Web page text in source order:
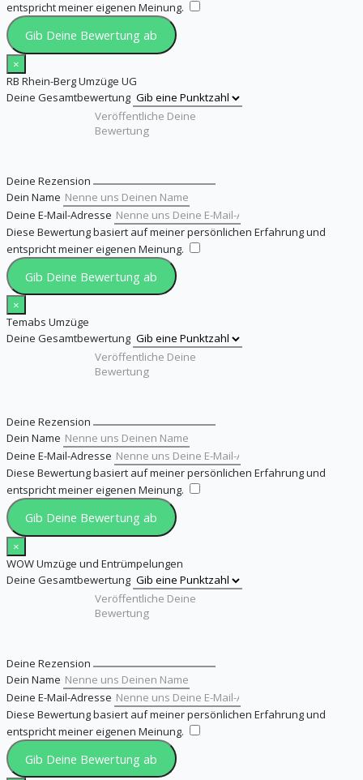
entspricht meiner eigenen Meinung.
Gib Deine Bewertung ab
×
RB Rhein-Berg Umzüge UG
Deine Gesamtbewertung
Deine Rezension
Dein Name
Deine E-Mail-Adresse
Diese Bewertung basiert auf meiner persönlichen Erfahrung und
entspricht meiner eigenen Meinung.
Gib Deine Bewertung ab
×
Temabs Umzüge
Deine Gesamtbewertung
Deine Rezension
Dein Name
Deine E-Mail-Adresse
Diese Bewertung basiert auf meiner persönlichen Erfahrung und
entspricht meiner eigenen Meinung.
Gib Deine Bewertung ab
×
WOW Umzüge und Entrümpelungen
Deine Gesamtbewertung
Deine Rezension
Dein Name
Deine E-Mail-Adresse
Diese Bewertung basiert auf meiner persönlichen Erfahrung und
entspricht meiner eigenen Meinung.
Gib Deine Bewertung ab